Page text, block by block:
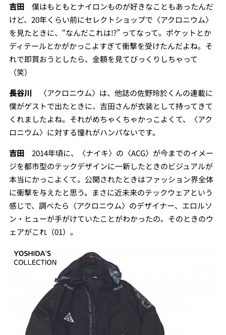
吉田僕はもともとナイロンものが好きなこともあったんだ
けど、20年くらい前にセレクトショップで〈アクロニウム〉
を見たときに、“なんだこれは⁉︎” ってなって。ポケットとか
ディテールとかがかっこよすぎて衝撃を受けたんだよね。そ
れで即買おうとしたら、金額を見てびっくりしちゃって
（笑）
長谷川 〈アクロニウム〉は、他誌の佐野玲於くんの連載に
僕がゲストで出たときに、吉田さんが衣装として持ってきて
くれましたよね。それがめちゃくちゃかっこよくて、〈アク
ロニウム〉に対する憧れがハンパないです。
吉田2014年頃に、〈ナイキ〉の〈ACG〉が今までのイメー
ジを都市型のテックデザインに一新したときのビジュアルが
本当にかっこよくて。公開されたときはファッション界全体
に衝撃を与えたと思う。まさに近未来のテックウェアという
感じで、調べたら〈アクロニウム〉のデザイナー、エロルソ
ン・ヒューが手がけていたことがわかったの。そのときのウ
ェアがこれ（01）。